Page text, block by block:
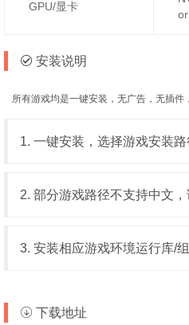
GPU/显卡
安装说明
所有游戏均是一键安装，无广告，无插件
1. 一键安装，选择游戏安装
2. 部分游戏路径不支持中文
3. 安装相应游戏环境运行库/
下载地址